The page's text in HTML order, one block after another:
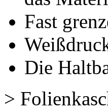
Fast
Die
>